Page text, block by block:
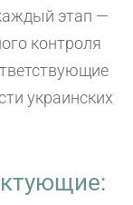
этап —
контроля
украинских